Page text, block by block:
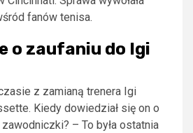
fanów tenisa.
o zaufaniu do Igi
z zamianą trenera Igi
Kiedy dowiedział się on o
– To była ostatnia